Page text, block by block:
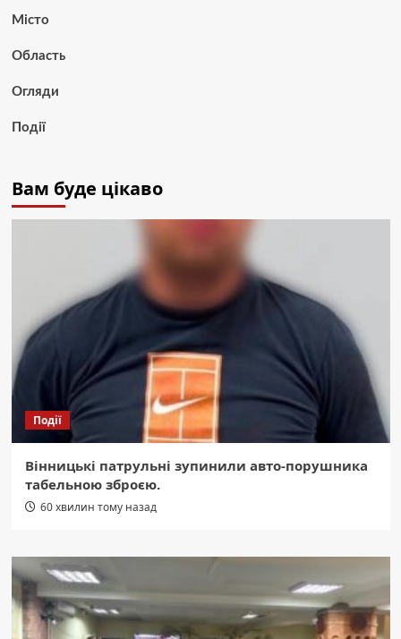
Місто
Область
Огляди
Події
Вам буде цікаво
Події
Вінницькі патрульні зупинили авто-порушника
табельною зброєю.
60 хвилин тому назад